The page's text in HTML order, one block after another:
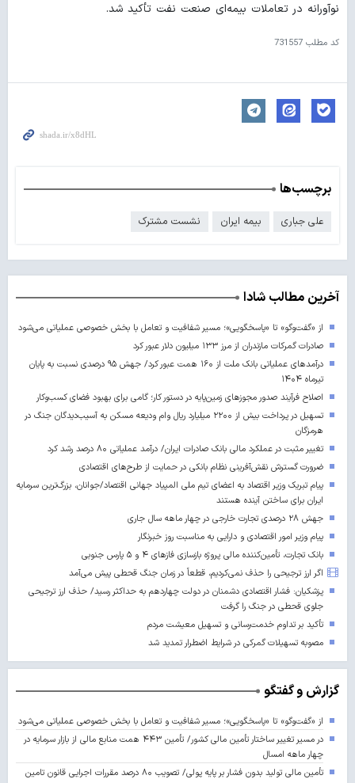
نوآورانه در تعاملات بیمه‌ای صنعت نفت تأکید شد.
کد مطلب 731557
برچسب‌ها
علی جباری بیمه ایران نشست مشترک
آخرین مطالب شادا
از «گفت‌وگو» تا «پاسخگویی»؛ مسیر شفافیت و تعامل با بخش خصوصی عملیاتی می‌شود
صادرات گمرکات مازندران از مرز ۱۳۳ میلیون دلار عبور کرد
درآمدهای عملیاتی بانک ملت از ۱۶۰ همت عبور کرد/ جهش ۹۵ درصدی نسبت به پایان
تیرماه ۱۴۰۴
اصلاح فرآیند صدور مجوزهای زمین‌پایه در دستور کار؛ گامی برای بهبود فضای کسب‌وکار
تسهیل در پرداخت بیش از ۲۲۰۰ میلیارد ریال وام ودیعه مسکن به آسیب‌دیدگان جنگ در
هرمزگان
تغییر مثبت در عملکرد مالی بانک صادرات ایران/ درآمد عملیاتی ۸۰ درصد رشد کرد
ضرورت گسترش نقش‌آفرینی نظام بانکی در حمایت از طرح‌های اقتصادی
پیام تبریک وزیر اقتصاد به اعضای تیم ملی المپیاد جهانی اقتصاد/جوانان، بزرگ‌ترین سرمایه
ایران برای ساختن آینده‌ هستند
جهش ۲۸ درصدی تجارت خارجی در چهار ماهه سال جاری
پیام وزیر امور اقتصادی و دارایی به مناسبت روز خبرنگار
بانک تجارت، تأمین‌کننده مالی پروژه بازسازی فازهای ۴ و ۵ پارس جنوبی
اگر ارز ترجیحی را حذف نمی‌کردیم، قطعاً در زمان جنگ قحطی پیش می‌آمد
پزشکیان: فشار اقتصادی دشمنان در دولت چهاردهم به حداکثر رسید/ حذف ارز ترجیحی
جلوی قحطی در جنگ را گرفت
تأکید بر تداوم خدمت‌رسانی و تسهیل معیشت مردم
مصوبه تسهیلات گمرکی در شرایط اضطرار تمدید شد
گزارش و گفتگو
از «گفت‌وگو» تا «پاسخگویی»؛ مسیر شفافیت و تعامل با بخش خصوصی عملیاتی می‌شود
در مسیر تغییر ساختار تأمین مالی کشور/ تأمین ۴۴۳ همت منابع مالی از بازار سرمایه در
چهار ماهه امسال
تأمین مالی تولید بدون فشار بر پایه پولی/ تصویب ۸۰ درصد مقررات اجرایی قانون تامین